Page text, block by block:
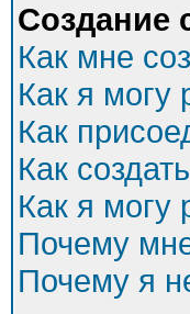
Создание
Как мне
Как я могу
Как
Как
Как я могу
Почему
Почему я